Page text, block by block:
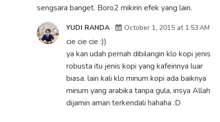
sengsara banget. Boro2 mikirin efek yang lain.
YUDI RANDA October 1, 2015 at 1:53 AM
cie cie cie :))
ya kan udah pernah dibilangin klo kopi jenis
robusta itu jenis kopi yang kafeinnya luar
biasa. lain kali klo minum kopi ada baiknya
minum yang arabika tanpa gula, insya Allah
dijamin aman terkendali hahaha :D